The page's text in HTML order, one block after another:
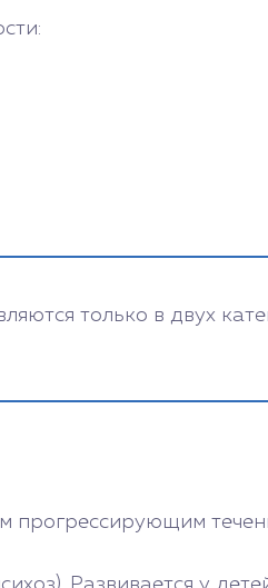
только в двух
прогрессирующим